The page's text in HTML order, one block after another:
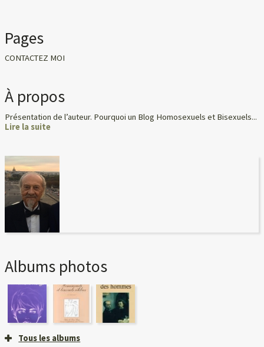
Pages
CONTACTEZ MOI
À propos
Présentation de l’auteur. Pourquoi un Blog Homosexuels et Bisexuels...
Lire la suite
Albums photos
Tous les albums